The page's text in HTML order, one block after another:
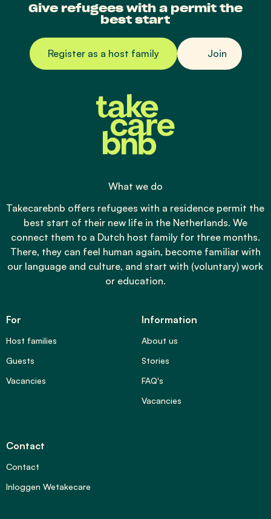
Give refugees with a permit the
best start
Register as a host family Join
What we do
Takecarebnb offers refugees with a residence permit the
best start of their new life in the Netherlands. We
connect them to a Dutch host family for three months.
There, they can feel human again, become familiar with
our language and culture, and start with (voluntary) work
or education.
For
Host families
Guests
Vacancies
Information
About us
Stories
FAQ's
Vacancies
Contact
Contact
Inloggen Wetakecare